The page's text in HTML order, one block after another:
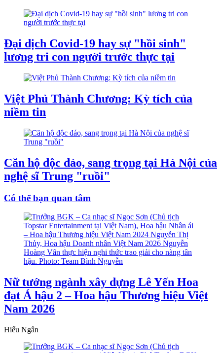
Đại dịch Covid-19 hay sự "hồi sinh"
lương tri con người trước thực tại
Việt Phủ Thành Chương: Kỳ tích của
niềm tin
Căn hộ độc đáo, sang trọng tại Hà Nội của
nghệ sĩ Trung "ruồi"
Có thể bạn quan tâm
Nữ tướng ngành xây dựng Lê Yến Hoa
đạt Á hậu 2 – Hoa hậu Thương hiệu Việt
Nam 2026
Hiếu Ngân